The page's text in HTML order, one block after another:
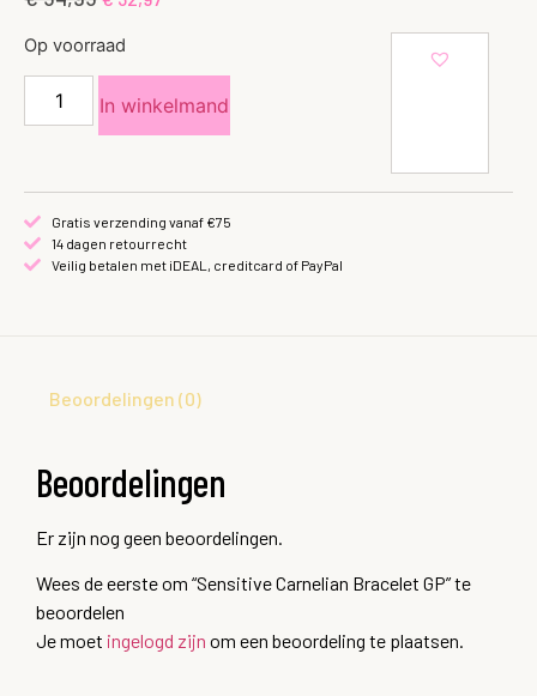
Op voorraad
In winkelmand
Gratis verzending vanaf €75
14 dagen retourrecht
Veilig betalen met iDEAL, creditcard of PayPal
Beoordelingen (0)
Beoordelingen
Er zijn nog geen beoordelingen.
Wees de eerste om “Sensitive Carnelian Bracelet GP” te
beoordelen
Je moet ingelogd zijn om een beoordeling te plaatsen.